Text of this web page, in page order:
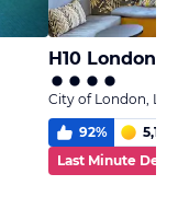
H10 London
City of London,
92% 5,1
Last Minute Deal